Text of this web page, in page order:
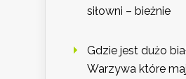
siłowni – bieżnie
Gdzie jest dużo
Warzywa które